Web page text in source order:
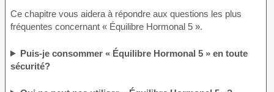
Ce chapitre vous aidera à répondre aux questions les plus
fréquentes concernant « Équilibre Hormonal 5 ».
Puis-je consommer « Équilibre Hormonal 5 » en toute
sécurité?